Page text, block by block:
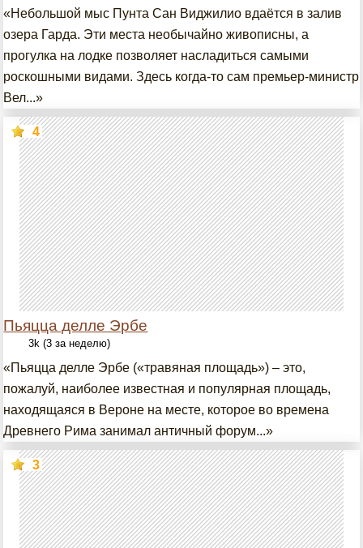
«Небольшой мыс Пунта Сан Виджилио вдаётся в залив
озера Гарда. Эти места необычайно живописны, а
прогулка на лодке позволяет насладиться самыми
роскошными видами. Здесь когда-то сам премьер-министр
Вел...»
Пьяцца делле Эрбе
4
3k (3 за неделю)
«Пьяцца делле Эрбе («травяная площадь») – это,
пожалуй, наиболее известная и популярная площадь,
находящаяся в Вероне на месте, которое во времена
Древнего Рима занимал античный форум...»
3